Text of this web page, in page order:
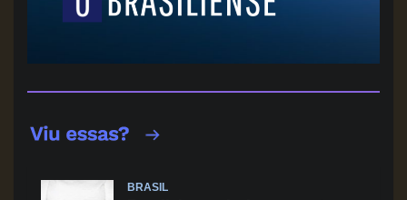
BRASIL